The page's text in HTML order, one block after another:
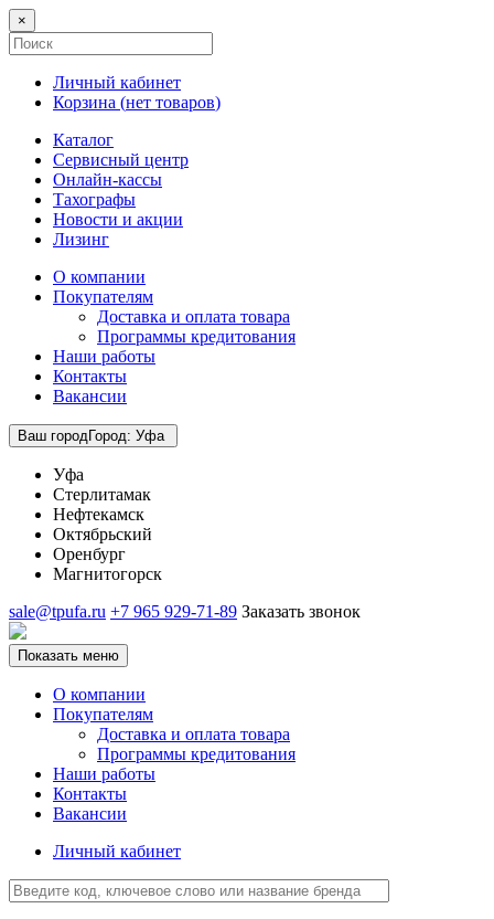
×
Личный кабинет
Корзина (нет товаров)
Каталог
Сервисный центр
Онлайн-кассы
Тахографы
Новости и акции
Лизинг
О компании
Покупателям
Доставка и оплата товара
Программы кредитования
Наши работы
Контакты
Вакансии
Ваш городГород: Уфа
Уфа
Стерлитамак
Нефтекамск
Октябрьский
Оренбург
Магнитогорск
sale@tpufa.ru +7 965 929-71-89 Заказать звонок
Показать меню
О компании
Покупателям
Доставка и оплата товара
Программы кредитования
Наши работы
Контакты
Вакансии
Личный кабинет